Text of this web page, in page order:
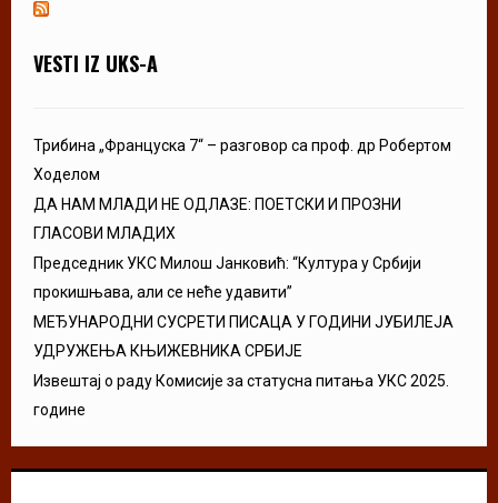
VESTI IZ UKS-A
Трибина „Француска 7“ – разговор са проф. др Робертом
Ходелом
ДА НАМ МЛАДИ НЕ ОДЛАЗЕ: ПОЕТСКИ И ПРОЗНИ
ГЛАСОВИ МЛАДИХ
Председник УКС Милош Јанковић: “Култура у Србији
прокишњава, али се неће удавити”
МЕЂУНАРОДНИ СУСРЕТИ ПИСАЦА У ГОДИНИ ЈУБИЛЕЈА
УДРУЖЕЊА КЊИЖЕВНИКА СРБИЈЕ
Извештај о раду Комисије за статусна питања УКС 2025.
године